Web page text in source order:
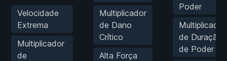
Velocidade
Extrema
Multiplicador
de
Multiplicador
de Dano
Crítico
Alta Força
Poder
Multiplicador
de Duração
de Poder